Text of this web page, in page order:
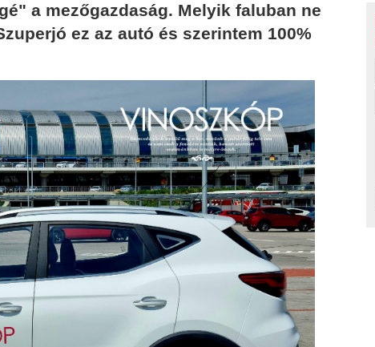
a mezőgazdaság. Melyik faluban ne
ez az autó és szerintem 100%